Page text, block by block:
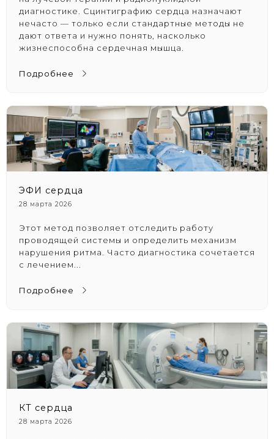
диагностике
. Сцинтиграфию сердца назначают
нечасто — только если стандартные методы не
дают ответа и нужно понять, насколько
жизнеспособна сердечная мышца.
Подробнее
ЭФИ сердца
28 марта 2026
Этот метод позволяет отследить работу
проводящей системы и определить механизм
нарушения ритма. Часто диагностика сочетается
с лечением...
Подробнее
КТ сердца
28 марта 2026